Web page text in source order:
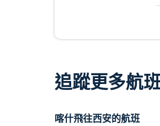
追蹤更多航
喀什飛往西安的航班